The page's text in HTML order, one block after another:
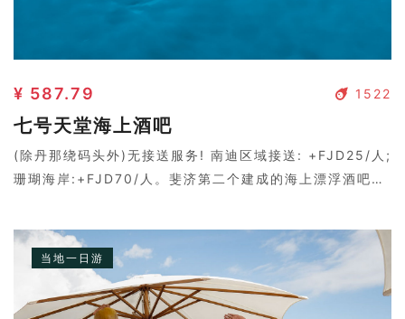
1522
¥ 587.79
七号天堂海上酒吧
(除丹那绕码头外)无接送服务! 南迪区域接送: +FJD25/人;
珊瑚海岸:+FJD70/人。斐济第二个建成的海上漂浮酒吧，
当地一日游